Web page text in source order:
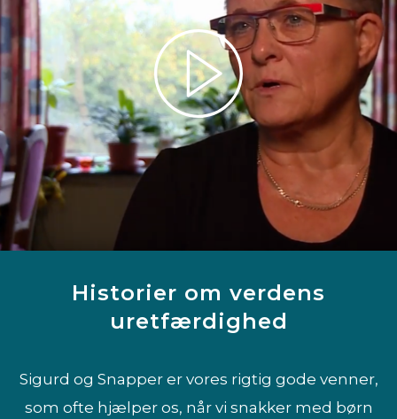
Historier om verdens
uretfærdighed
Sigurd og Snapper er vores rigtig gode venner,
som ofte hjælper os, når vi snakker med børn